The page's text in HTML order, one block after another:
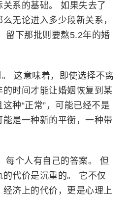
关系的基础。 如果失去了
无论进入多少段新关系，
留下那批则要熬5.2年的婚
这意味着，即使选择不离
时间才能让婚姻恢复到某
种“正常”，可能已经不是
能是一种新的平衡，一种带
每个人有自己的答案。 但
代价是沉重的。 它不仅
济上的代价，更是心理上